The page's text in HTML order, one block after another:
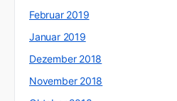
Februar 2019
Januar 2019
Dezember 2018
November 2018